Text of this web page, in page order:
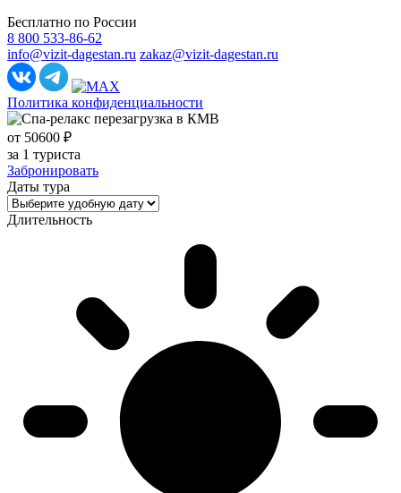
Бесплатно по России
8 800 533-86-62
info@vizit-dagestan.ru zakaz@vizit-dagestan.ru
Политика конфиденциальности
от 50600 ₽
за 1 туриста
Забронировать
Даты тура
Длительность